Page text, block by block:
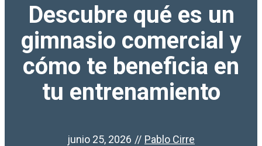
Descubre qué es un
gimnasio comercial y
cómo te beneficia en
tu entrenamiento
junio 25, 2026 // Pablo Cirre